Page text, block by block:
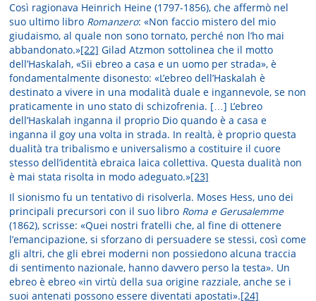
Così ragionava Heinrich Heine (1797-1856), che affermò nel
suo ultimo libro Romanzero: «Non faccio mistero del mio
giudaismo, al quale non sono tornato, perché non l’ho mai
abbandonato.»[22] Gilad Atzmon sottolinea che il motto
dell’Haskalah, «Sii ebreo a casa e un uomo per strada», è
fondamentalmente disonesto: «L’ebreo dell’Haskalah è
destinato a vivere in una modalità duale e ingannevole, se non
praticamente in uno stato di schizofrenia. […] L’ebreo
dell’Haskalah inganna il proprio Dio quando è a casa e
inganna il goy una volta in strada. In realtà, è proprio questa
dualità tra tribalismo e universalismo a costituire il cuore
stesso dell’identità ebraica laica collettiva. Questa dualità non
è mai stata risolta in modo adeguato.»[23]
Il sionismo fu un tentativo di risolverla. Moses Hess, uno dei
principali precursori con il suo libro Roma e Gerusalemme
(1862), scrisse: «Quei nostri fratelli che, al fine di ottenere
l’emancipazione, si sforzano di persuadere se stessi, così come
gli altri, che gli ebrei moderni non possiedono alcuna traccia
di sentimento nazionale, hanno davvero perso la testa». Un
ebreo è ebreo «in virtù della sua origine razziale, anche se i
suoi antenati possono essere diventati apostati».[24]